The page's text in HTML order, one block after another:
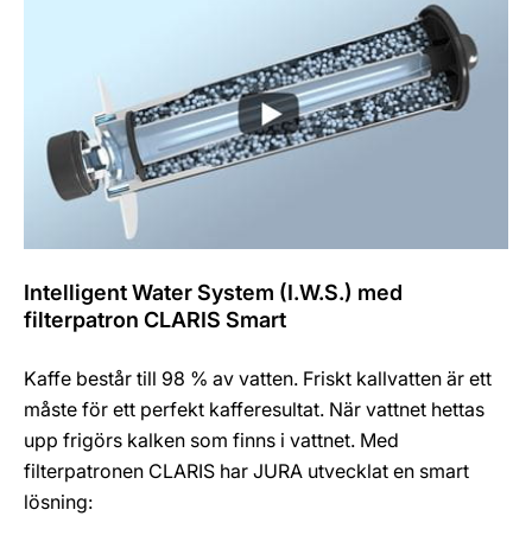
Intelligent Water System (I.W.S.) med
filterpatron CLARIS Smart
Kaffe består till 98 % av vatten. Friskt kallvatten är ett
måste för ett perfekt kafferesultat. När vattnet hettas
upp frigörs kalken som finns i vattnet. Med
filterpatronen CLARIS har JURA utvecklat en smart
lösning: